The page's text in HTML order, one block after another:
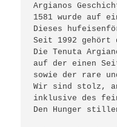
Argianos
1581 wurde auf
Dieses
Seit 1992 gehört
Die Tenuta
auf der einen
sowie der rare
Wir sind stolz, an
inklusive des
Den Hunger